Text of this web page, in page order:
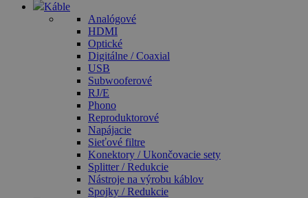
Káble
Analógové
HDMI
Optické
Digitálne / Coaxial
USB
Subwooferové
RJ/E
Phono
Reproduktorové
Napájacie
Sieťové filtre
Konektory / Ukončovacie sety
Splitter / Redukcie
Nástroje na výrobu káblov
Spojky / Redukcie